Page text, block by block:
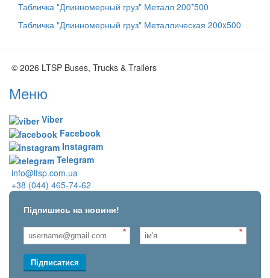
Табличка "Длинномерный груз" Металл 200*500
Табличка "Длинномерный груз" Металлическая 200x500
© 2026 LTSP Buses, Trucks & Trailers
Меню
Viber
Facebook
Instagram
Telegram
info@ltsp.com.ua
+38 (044) 465-74-62
Підпишись на новини!
* *
Підписатися